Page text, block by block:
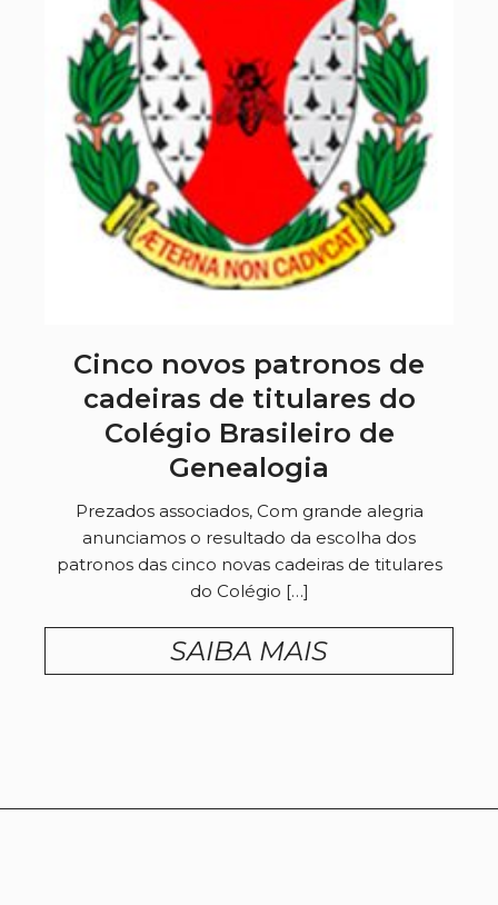
Cinco novos patronos de
cadeiras de titulares do
Colégio Brasileiro de
Genealogia
Prezados associados, Com grande alegria
anunciamos o resultado da escolha dos
patronos das cinco novas cadeiras de titulares
do Colégio […]
SAIBA MAIS